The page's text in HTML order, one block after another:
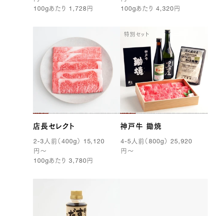
21600.0
39369100263555
100g あたり 1,728 円
100g あたり4,320 円
店長セレクト
2-3人前（ 400g ）
15,120
円 〜
100g あたり 3,780 円
特別セット
神戸牛 鋤焼
4-5人前（800g ） 25,920
円 〜